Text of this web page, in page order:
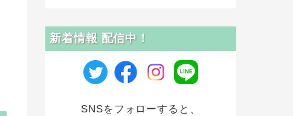
新着情報 配信中！
SNSをフォローすると、